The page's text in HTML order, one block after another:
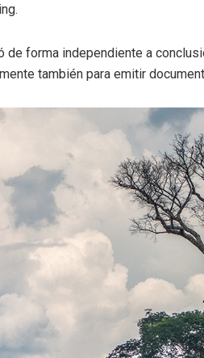
de forma independiente a
también para emitir